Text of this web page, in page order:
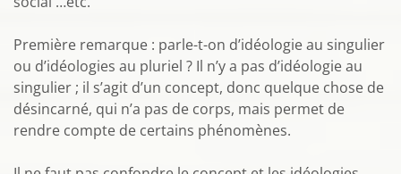
Première remarque : parle-t-on d’idéologie au singulier
ou d’idéologies au pluriel ? Il n’y a pas d’idéologie au
singulier ; il s’agit d’un concept, donc quelque chose de
désincarné, qui n’a pas de corps, mais permet de
rendre compte de certains phénomènes.